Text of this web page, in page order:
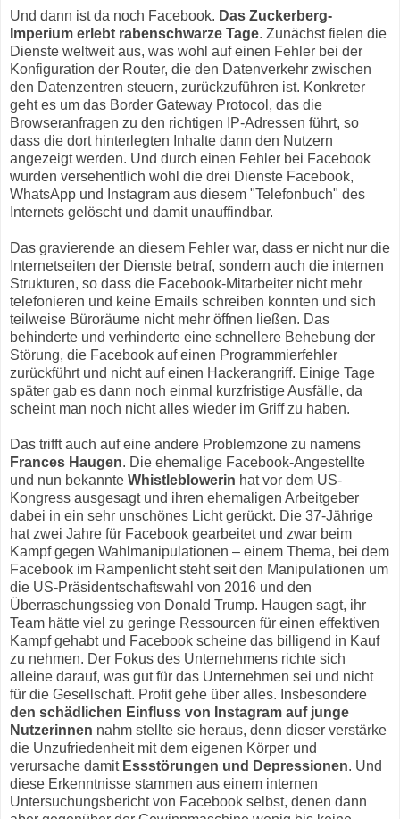
Und dann ist da noch Facebook. Das Zuckerberg-
Imperium erlebt rabenschwarze Tage. Zunächst fielen die
Dienste weltweit aus, was wohl auf einen Fehler bei der
Konfiguration der Router, die den Datenverkehr zwischen
den Datenzentren steuern, zurückzuführen ist. Konkreter
geht es um das Border Gateway Protocol, das die
Browseranfragen zu den richtigen IP-Adressen führt, so
dass die dort hinterlegten Inhalte dann den Nutzern
angezeigt werden. Und durch einen Fehler bei Facebook
wurden versehentlich wohl die drei Dienste Facebook,
WhatsApp und Instagram aus diesem "Telefonbuch" des
Internets gelöscht und damit unauffindbar.
Das gravierende an diesem Fehler war, dass er nicht nur die
Internetseiten der Dienste betraf, sondern auch die internen
Strukturen, so dass die Facebook-Mitarbeiter nicht mehr
telefonieren und keine Emails schreiben konnten und sich
teilweise Büroräume nicht mehr öffnen ließen. Das
behinderte und verhinderte eine schnellere Behebung der
Störung, die Facebook auf einen Programmierfehler
zurückführt und nicht auf einen Hackerangriff. Einige Tage
später gab es dann noch einmal kurzfristige Ausfälle, da
scheint man noch nicht alles wieder im Griff zu haben.
Das trifft auch auf eine andere Problemzone zu namens
Frances Haugen. Die ehemalige Facebook-Angestellte
und nun bekannte Whistleblowerin hat vor dem US-
Kongress ausgesagt und ihren ehemaligen Arbeitgeber
dabei in ein sehr unschönes Licht gerückt. Die 37-Jährige
hat zwei Jahre für Facebook gearbeitet und zwar beim
Kampf gegen Wahlmanipulationen – einem Thema, bei dem
Facebook im Rampenlicht steht seit den Manipulationen um
die US-Präsidentschaftswahl von 2016 und den
Überraschungssieg von Donald Trump. Haugen sagt, ihr
Team hätte viel zu geringe Ressourcen für einen effektiven
Kampf gehabt und Facebook scheine das billigend in Kauf
zu nehmen. Der Fokus des Unternehmens richte sich
alleine darauf, was gut für das Unternehmen sei und nicht
für die Gesellschaft. Profit gehe über alles. Insbesondere
den schädlichen Einfluss von Instagram auf junge
Nutzerinnen nahm stellte sie heraus, denn dieser verstärke
die Unzufriedenheit mit dem eigenen Körper und
verursache damit Essstörungen und Depressionen. Und
diese Erkenntnisse stammen aus einem internen
Untersuchungsbericht von Facebook selbst, denen dann